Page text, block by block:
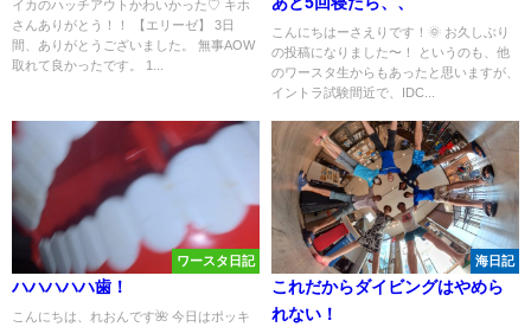
イカのハッチアウトかわいかった♡ キホ
さんありがとう！！ 【エリーゼ】 3日
間、ありがとうございました。 無事AOW
取れて良かったです。 1...
こんにちはーさえりです！🌞 お久しぶり
の投稿になりました〜！ というのも、他
のワースタ生からもあったと思いますが、
イントラ試験間近で、IDC...
ワースタ日記
ハハハハハ歯！
こんにちは、れおんです🌺 今日はポッキ
海日記
これだからダイビングはやめら
れない！